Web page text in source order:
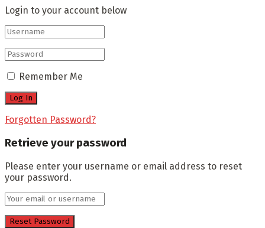
Login to your account below
Remember Me
Forgotten Password?
Retrieve your password
Please enter your username or email address to reset
your password.